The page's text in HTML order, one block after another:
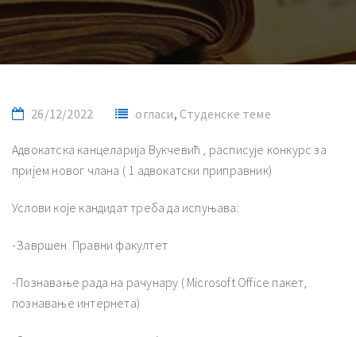
26/12/2022 огласи, Студенске теме
Адвокатска канцеларија Вукчевић , расписује конкурс за
пријем новог члана ( 1 адвокатски приправник)
Услови које кандидат треба да испуњава:
-Завршен Правни факултет
-Познавање рада на рачунару ( Microsoft Office пакет,
познавање интернета)